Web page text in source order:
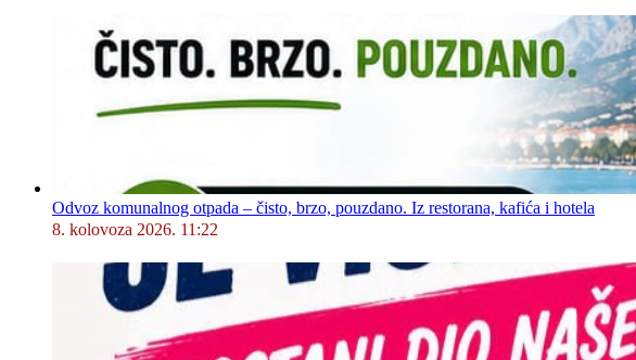
Odvoz komunalnog otpada – čisto, brzo, pouzdano. Iz restorana, kafića i hotela
8. kolovoza 2026. 11:22